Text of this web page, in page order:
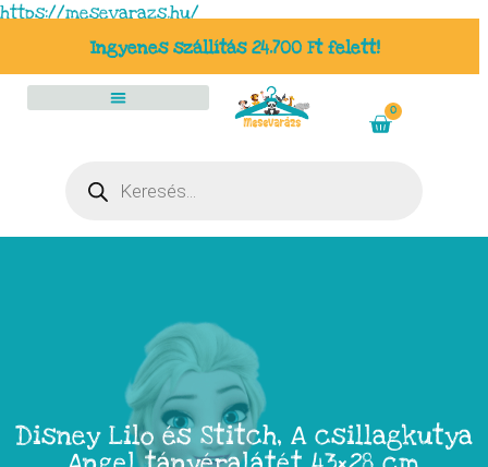
https://mesevarazs.hu/
Ingyenes szállítás 24.700 Ft felett!
0
Disney Lilo és Stitch, A csillagkutya